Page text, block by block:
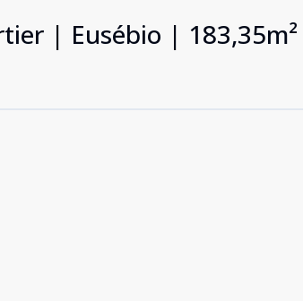
| Eusébio |